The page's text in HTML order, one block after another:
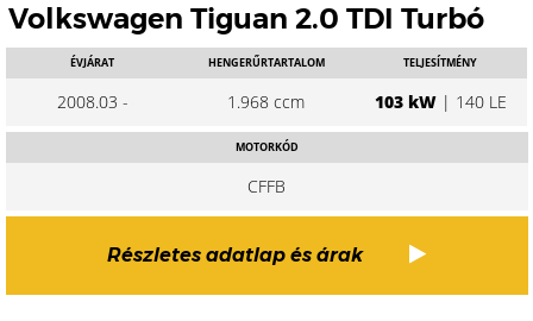
Volkswagen Tiguan 2.0 TDI Turbó
ÉVJÁRAT
2008.03 -
HENGERŰRTARTALOM
1.968 ccm
TELJESÍTMÉNY
103 kW| 140 LE
MOTORKÓD
CFFB
Részletes adatlap és árak